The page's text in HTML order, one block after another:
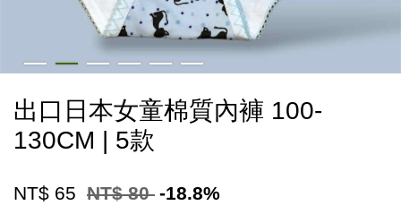
出口日本女童棉質內褲 100-
130CM | 5款
NT$ 65 NT$ 80 -18.8%